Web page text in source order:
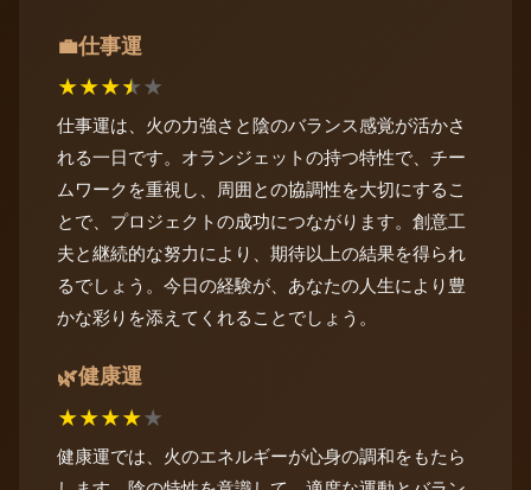
💼仕事運
★★★★★
仕事運は、火の力強さと陰のバランス感覚が活かさ
れる一日です。オランジェットの持つ特性で、チー
ムワークを重視し、周囲との協調性を大切にするこ
とで、プロジェクトの成功につながります。創意工
夫と継続的な努力により、期待以上の結果を得られ
るでしょう。今日の経験が、あなたの人生により豊
かな彩りを添えてくれることでしょう。
🌿健康運
★★★★★
健康運では、火のエネルギーが心身の調和をもたら